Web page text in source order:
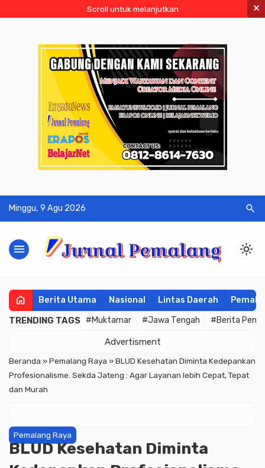
Scroll untuk melanjutkan ×
Minggu, 9 Agu 2026 search
menu light_mode
home Berita Utama Nasional Lintas Daerah
TRENDING TAGS #Muktamar #Jawa Tengah #Berita
Advertisment
Beranda »Pemalang Raya »BLUD Kesehatan Diminta Kedepankan
Profesionalisme. Sekda Jateng : Agar Layanan lebih Cepat, Tepat
dan Murah
Pemalang Raya
BLUD Kesehatan Diminta